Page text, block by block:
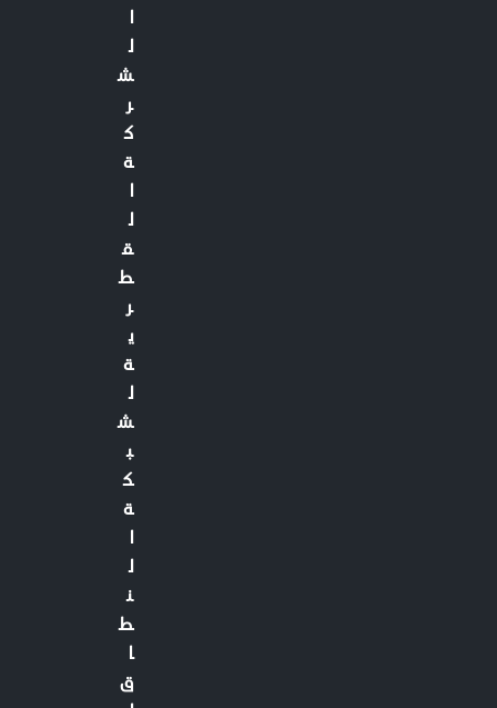
ا
ل
ش
ر
ك
ة
ا
ل
ق
ط
ر
ي
ة
ل
ش
ب
ك
ة
ا
ل
ن
ط
ا
ق